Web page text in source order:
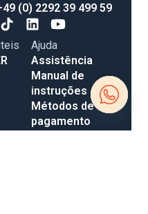
(0) 2292 39 499 59
Ajuda
Assistência
Manual de
instruções
Métodos de
pagamento